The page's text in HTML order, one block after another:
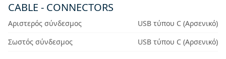
CABLE - CONNECTORS
Αριστερός σύνδεσμος
USB τύπου C (Αρσενικό)
Σωστός σύνδεσμος
USB τύπου C (Αρσενικό)